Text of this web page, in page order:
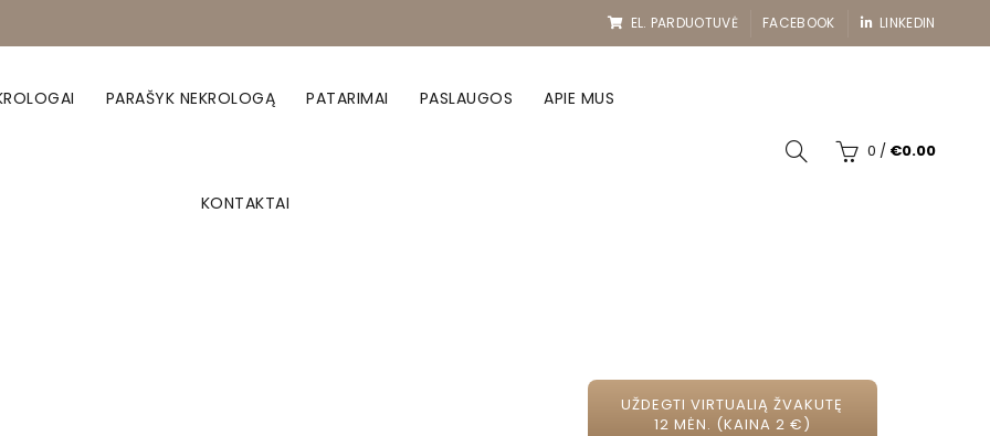
EL. PARDUOTUVĖ FACEBOOK LINKEDIN
PARAŠYK NEKROLOGĄ PATARIMAI PASLAUGOS APIE MUS
KONTAKTAI
0 / €0.00
UŽDEGTI VIRTUALIĄ ŽVAKUTĘ
12 MĖN. (KAINA 2 €)